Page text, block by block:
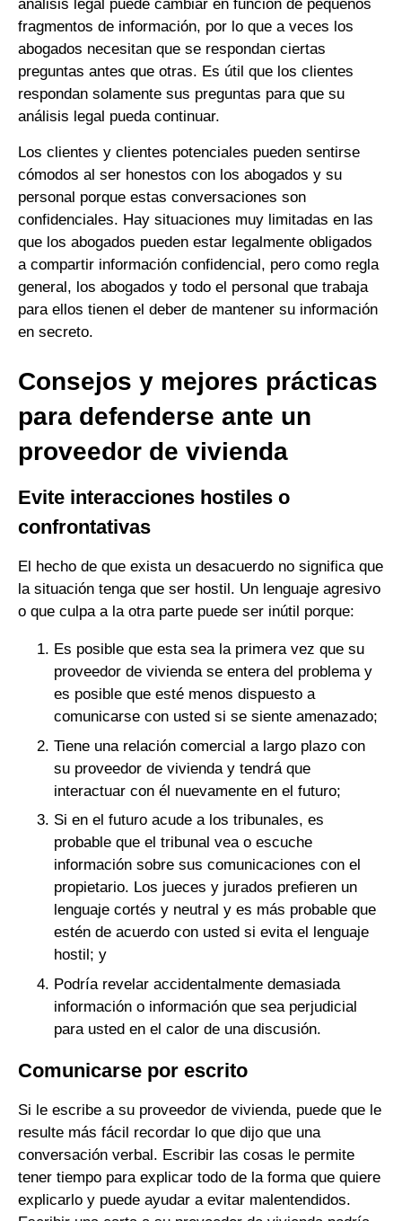
análisis legal puede cambiar en función de pequeños
fragmentos de información, por lo que a veces los
abogados necesitan que se respondan ciertas
preguntas antes que otras. Es útil que los clientes
respondan solamente sus preguntas para que su
análisis legal pueda continuar.
Los clientes y clientes potenciales pueden sentirse
cómodos al ser honestos con los abogados y su
personal porque estas conversaciones son
confidenciales. Hay situaciones muy limitadas en las
que los abogados pueden estar legalmente obligados
a compartir información confidencial, pero como regla
general, los abogados y todo el personal que trabaja
para ellos tienen el deber de mantener su información
en secreto.
Consejos y mejores prácticas
para defenderse ante un
proveedor de vivienda
Evite interacciones hostiles o
confrontativas
El hecho de que exista un desacuerdo no significa que
la situación tenga que ser hostil. Un lenguaje agresivo
o que culpa a la otra parte puede ser inútil porque:
Es posible que esta sea la primera vez que su
proveedor de vivienda se entera del problema y
es posible que esté menos dispuesto a
comunicarse con usted si se siente amenazado;
Tiene una relación comercial a largo plazo con
su proveedor de vivienda y tendrá que
interactuar con él nuevamente en el futuro;
Si en el futuro acude a los tribunales, es
probable que el tribunal vea o escuche
información sobre sus comunicaciones con el
propietario. Los jueces y jurados prefieren un
lenguaje cortés y neutral y es más probable que
estén de acuerdo con usted si evita el lenguaje
hostil; y
Podría revelar accidentalmente demasiada
información o información que sea perjudicial
para usted en el calor de una discusión.
Comunicarse por escrito
Si le escribe a su proveedor de vivienda, puede que le
resulte más fácil recordar lo que dijo que una
conversación verbal. Escribir las cosas le permite
tener tiempo para explicar todo de la forma que quiere
explicarlo y puede ayudar a evitar malentendidos.